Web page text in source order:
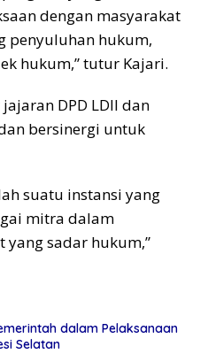
dengan masyarakat
penyuluhan hukum,
hukum,” tutur Kajari.
DPD LDII dan
bersinergi untuk
suatu instansi yang
mitra dalam
yang sadar hukum,”
dalam Pelaksanaan
Selatan